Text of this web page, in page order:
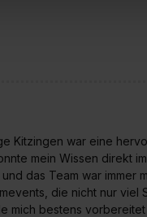
triff deine
von Cookies der
Kitzingen war eine
mein Wissen direkt
das Team war immer
die nicht nur viel
mich bestens